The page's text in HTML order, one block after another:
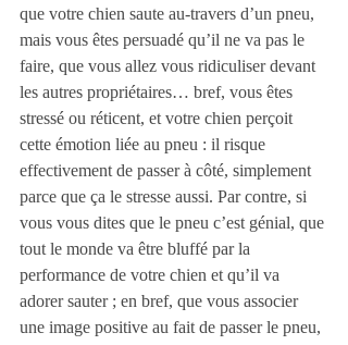
que votre chien saute au-travers d’un pneu,
mais vous êtes persuadé qu’il ne va pas le
faire, que vous allez vous ridiculiser devant
les autres propriétaires… bref, vous êtes
stressé ou réticent, et votre chien perçoit
cette émotion liée au pneu : il risque
effectivement de passer à côté, simplement
parce que ça le stresse aussi. Par contre, si
vous vous dites que le pneu c’est génial, que
tout le monde va être bluffé par la
performance de votre chien et qu’il va
adorer sauter ; en bref, que vous associer
une image positive au fait de passer le pneu,